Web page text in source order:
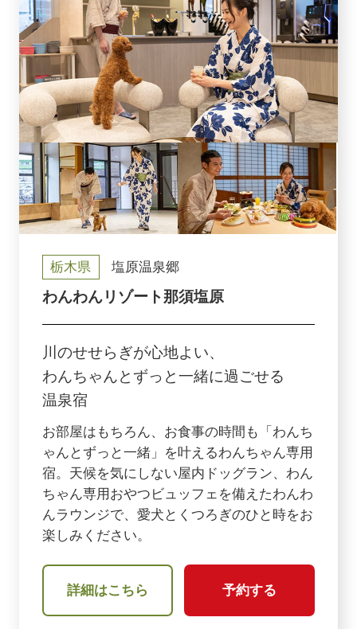
栃木県 塩原温泉郷
わんわんリゾート那須塩原
川のせせらぎが心地よい、
わんちゃんとずっと一緒に過ごせる
温泉宿
お部屋はもちろん、お食事の時間も「わんち
ゃんとずっと一緒」を叶えるわんちゃん専用
宿。天候を気にしない屋内ドッグラン、わん
ちゃん専用おやつビュッフェを備えたわんわ
んラウンジで、愛犬とくつろぎのひと時をお
楽しみください。
詳細はこちら 予約する